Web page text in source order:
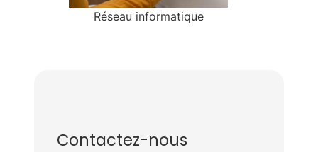
Réseau informatique
Contactez-nous